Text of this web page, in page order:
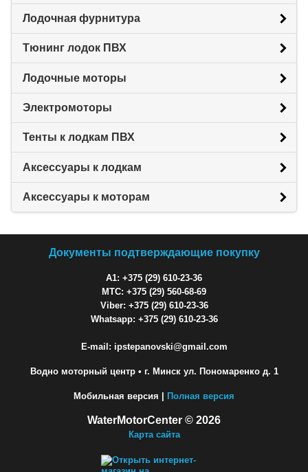
Лодочная фурнитура
Тюнинг лодок ПВХ
Лодочные моторы
Электромоторы
Тенты к лодкам ПВХ
Аксессуары к лодкам
Аксессуары к моторам
Документы подтверждающие покупку
A1: +375 (29) 610-23-36
МТС: +375 (29) 560-68-69
Viber: +375 (29) 610-23-36
Whatsapp: +375 (29) 610-23-36
E-mail: ipstepanovski@gmail.com
Водно моторный центр• г. Минск ул. Пономаренко д. 1
Мобильная версия | Полная версия
WaterMotorCenter © 2026
Карта сайта